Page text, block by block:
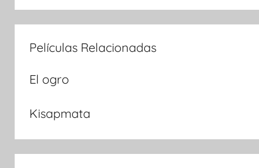
entradas
Películas Relacionadas
El ogro
Kisapmata